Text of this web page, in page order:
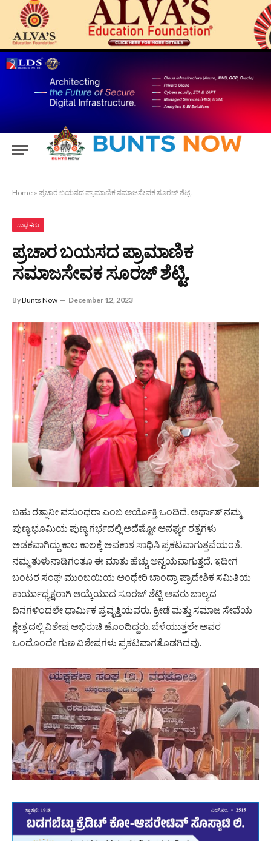
Home » ಪ್ರಚಾರ ಬಯಸದ ಪ್ರಾಮಾಣಿಕ ಸಮಾಜಸೇವಕ ಸೂರಜ್ ಶೆಟ್ಟಿ.
ಸಾಧಕರು
ಪ್ರಚಾರ ಬಯಸದ ಪ್ರಾಮಾಣಿಕ
ಸಮಾಜಸೇವಕ ಸೂರಜ್ ಶೆಟ್ಟಿ.
ByBunts Now December 12, 2023
ಬಹು ರತ್ನಾನೀ ವಸುಂಧರಾ ಎಂಬ ಆರ್ಯೊಕ್ತಿ ಒಂದಿದೆ. ಅರ್ಥಾತ್ ನಮ್ಮ
ಪುಣ್ಯ ಭೂಮಿಯ ಪುಣ್ಯ ಗರ್ಭದಲ್ಲಿ ಅದೆಷ್ಟೋ ಅನರ್ಘ್ಯ ರತ್ನಗಳು
ಅಡಕವಾಗಿದ್ದು ಕಾಲ ಕಾಲಕ್ಕೆ ಅವಕಾಶ ಸಾಧಿಸಿ ಪ್ರಕಟವಾಗುತ್ತವೆಯಂತೆ.
ನಮ್ಮ ತುಳುನಾಡಿಗಂತೂ ಈ ಮಾತು ಹೆಚ್ಚು ಅನ್ವಯವಾಗುತ್ತದೆ. ಇದೀಗ
ಬಂಟರ ಸಂಘ ಮುಂಬಯಿಯ ಅಂಧೇರಿ ಬಾಂದ್ರಾ ಪ್ರಾದೇಶಿಕ ಸಮಿತಿಯ
ಕಾರ್ಯಾಧ್ಯಕ್ಷರಾಗಿ ಆಯ್ಕೆಯಾದ ಸೂರಜ್ ಶೆಟ್ಟಿ ಅವರು ಬಾಲ್ಯದ
ದಿನಗಳಿಂದಲೇ ಧಾರ್ಮಿಕ ಪ್ರವೃತ್ತಿಯವರು. ಕ್ರೀಡೆ ಮತ್ತು ಸಮಾಜ ಸೇವೆಯ
ಕ್ಷೇತ್ರದಲ್ಲಿ ವಿಶೇಷ ಅಭಿರುಚಿ ಹೊಂದಿದ್ದರು. ಬೆಳೆಯುತ್ತಲೇ ಅವರ
ಒಂದೊಂದೇ ಗುಣ ವಿಶೇಷಗಳು ಪ್ರಕಟವಾಗತೊಡಗಿದವು.